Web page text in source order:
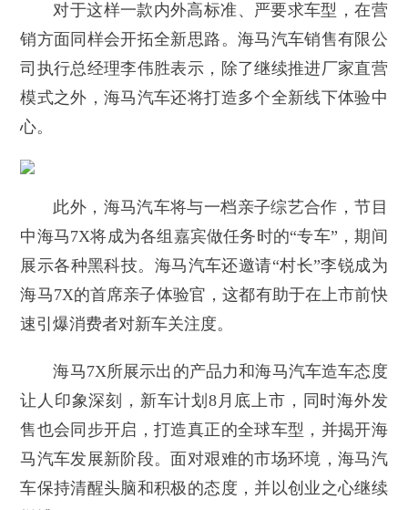
对于这样一款内外高标准、严要求车型，在营
销方面同样会开拓全新思路。海马汽车销售有限公
司执行总经理李伟胜表示，除了继续推进厂家直营
模式之外，海马汽车还将打造多个全新线下体验中
心。
此外，海马汽车将与一档亲子综艺合作，节目
中海马7X将成为各组嘉宾做任务时的“专车”，期间
展示各种黑科技。海马汽车还邀请“村长”李锐成为
海马7X的首席亲子体验官，这都有助于在上市前快
速引爆消费者对新车关注度。
海马7X所展示出的产品力和海马汽车造车态度
让人印象深刻，新车计划8月底上市，同时海外发
售也会同步开启，打造真正的全球车型，并揭开海
马汽车发展新阶段。面对艰难的市场环境，海马汽
车保持清醒头脑和积极的态度，并以创业之心继续